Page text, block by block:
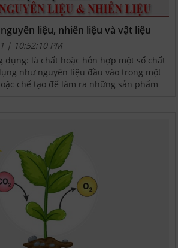
liệu, nhiên liệu và vật liệu
| 10:52:10 PM
dụng: là chất hoặc hỗn hợp một số chất
như nguyên liệu đầu vào trong một
chế tạo để làm ra những sản phẩm